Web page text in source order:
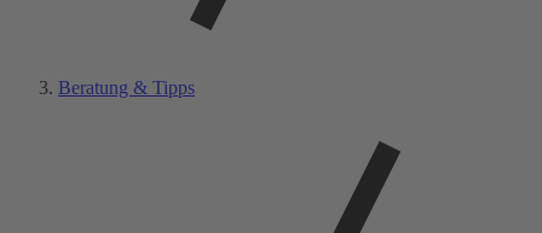
Beratung & Tipps